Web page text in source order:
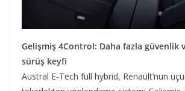
Gelişmiş 4Control: Daha fazla güvenlik
sürüş keyfi
Austral E-Tech full hybrid, Renault’nun